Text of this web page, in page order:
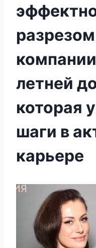
летней
которая
шаги в
карьере